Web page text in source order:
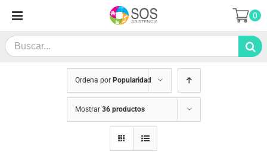
contenido
Search
for:
0
Ordena por Popularidad
Mostrar 36 productos